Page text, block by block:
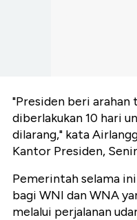
"Presiden beri
diberlakukan 10 hari
dilarang," kata
Kantor Presiden,
Pemerintah selama
bagi WNI dan WNA
melalui perjalanan